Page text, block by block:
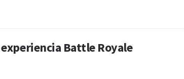
Battle Royale